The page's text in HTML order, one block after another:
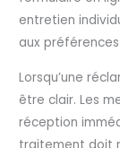
entretien
aux
Lorsqu’une
être clair. Les
réception